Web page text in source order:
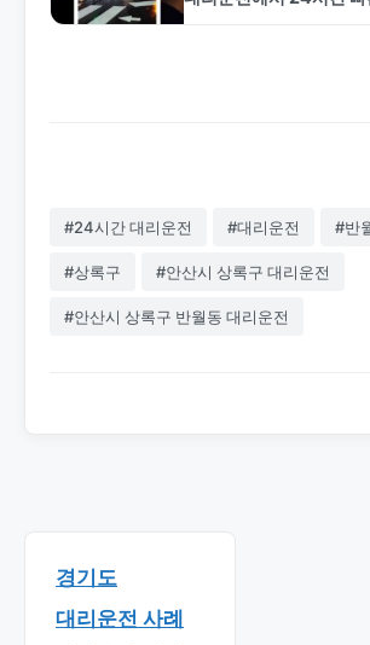
#24시간 대리운전 #대리운전 #반
#상록구 #안산시 상록구 대리운전
#안산시 상록구 반월동 대리운전
경기도
대리운전 사례